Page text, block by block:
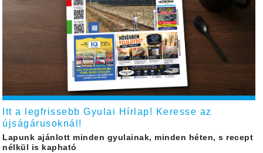
Itt a legfrissebb Gyulai Hírlap! Keresse az
újságárusoknál!
Lapunk ajánlott minden gyulainak, minden héten, s recept
nélkül is kapható